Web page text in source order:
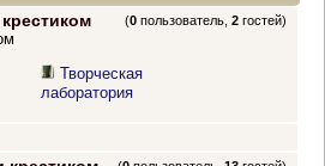
(0 пользователь,2 гостей)
Творческая
лаборатория